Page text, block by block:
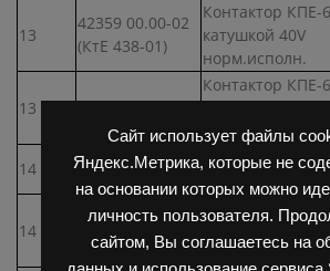
Сайт использует файлы
Яндекс.Метрика, которые не
на основании которых можно
личность пользователя.
сайтом, Вы соглашаетесь на
13
42359 00.00-02
(КтЕ 438-01)
Контактор КПЕ-
катушкой 40V
норм.исполн.
13
Контактор КПЕ-
тропич.исполн.
14
42371 00.00-22
(КтЕ 479-01)
Контактор КПЕ-
катушкой 40V
14 42372 00.00-22
Контактор КПЕ-
катушкой 40V
тропич.исполн.